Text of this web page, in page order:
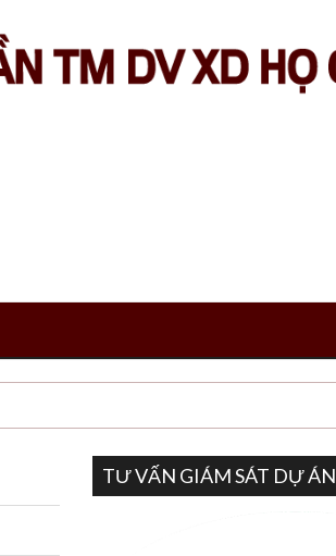
TƯ VẤN GIÁM SÁT DỰ ÁN